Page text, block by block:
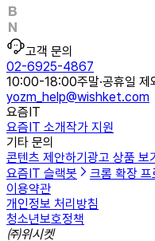
고객 문의
02-6925-4867
10:00-18:00주말·공휴일 제
yozm_help@wishket.com
요즘IT
요즘IT 소개작가 지원
기타 문의
콘텐츠 제안하기 광고 상품 보기
요즘IT 슬랙봇
크롬 확장 프
이용약관
개인정보 처리방침
청소년보호정책
㈜위시켓